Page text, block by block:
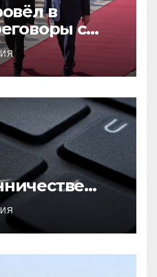
в
с
содействие